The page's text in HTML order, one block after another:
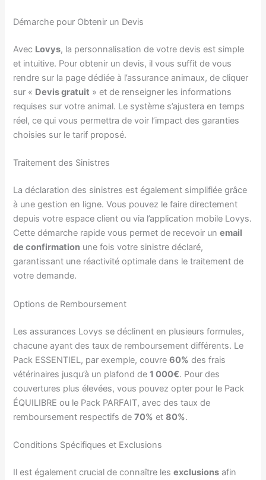
Démarche pour Obtenir un Devis
Avec Lovys, la personnalisation de votre devis est simple
et intuitive. Pour obtenir un devis, il vous suffit de vous
rendre sur la page dédiée à l’assurance animaux, de cliquer
sur « Devis gratuit » et de renseigner les informations
requises sur votre animal. Le système s’ajustera en temps
réel, ce qui vous permettra de voir l’impact des garanties
choisies sur le tarif proposé.
Traitement des Sinistres
La déclaration des sinistres est également simplifiée grâce
à une gestion en ligne. Vous pouvez le faire directement
depuis votre espace client ou via l’application mobile Lovys.
Cette démarche rapide vous permet de recevoir unemail
de confirmation une fois votre sinistre déclaré,
garantissant une réactivité optimale dans le traitement de
votre demande.
Options de Remboursement
Les assurances Lovys se déclinent en plusieurs formules,
chacune ayant des taux de remboursement différents. Le
Pack ESSENTIEL, par exemple, couvre60% des frais
vétérinaires jusqu’à un plafond de1 000€. Pour des
couvertures plus élevées, vous pouvez opter pour le Pack
ÉQUILIBRE ou le Pack PARFAIT, avec des taux de
remboursement respectifs de70% et80%.
Conditions Spécifiques et Exclusions
Il est également crucial de connaître lesexclusions afin